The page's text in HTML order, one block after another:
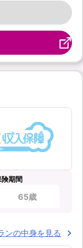
険期間
65歳
ンの中身を見る